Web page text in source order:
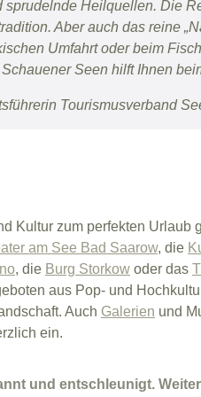
sprudelnde Heilquellen. Die
Aber auch das reine
Umfahrt oder beim
Seen hilft Ihnen
Tourismusverband
Kultur zum perfekten Urlaub
am See Bad Saarow, die
, die Burg Storkow oder das
aus Pop- und
Auch Galerien und
ein.
und entschleunigt.